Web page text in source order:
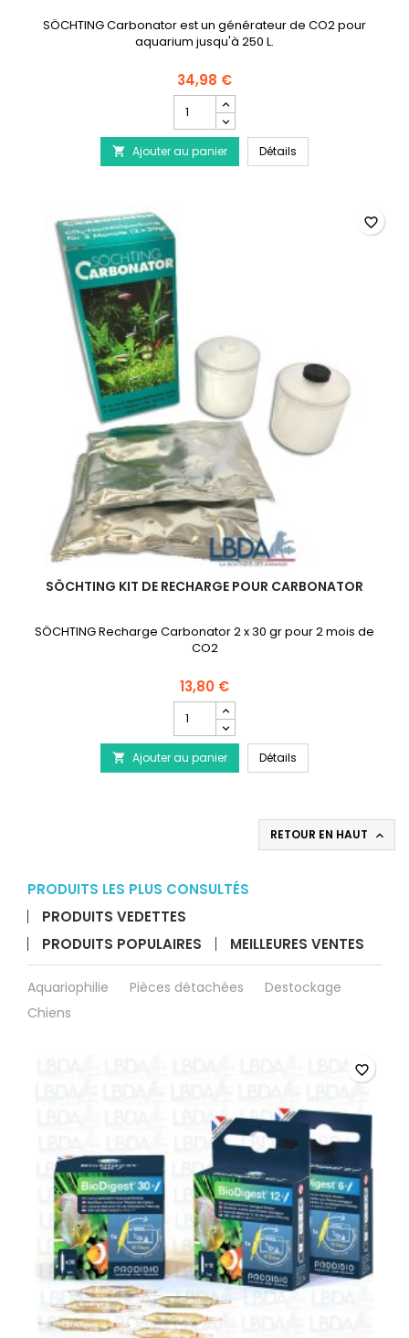
SÖCHTING Carbonator est un générateur de CO2 pour
aquarium jusqu'à 250 L.
34,98 €
quantité
du
produit
SÖCHTING
 Ajouter au panier Détails
SÖCHTING KIT DE RECHARGE POUR CARBONATOR
SÖCHTING Recharge Carbonator 2 x 30 gr pour 2 mois de
CO2
13,80 €
quantité
du
produit
SÖCHTING
 Ajouter au panier Détails
favorite_border
RETOUR EN HAUT 
PRODUITS LES PLUS CONSULTÉS
PRODUITS VEDETTES
PRODUITS POPULAIRES
MEILLEURES VENTES
Aquariophilie Pièces détachées
Destockage
Chiens
favorite_border